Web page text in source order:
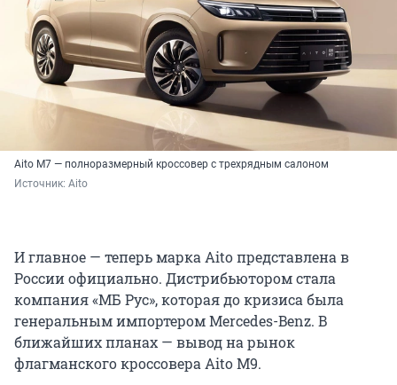
Aito M7 — полноразмерный кроссовер с трехрядным салоном
Источник: Aito
И главное — теперь марка Aito представлена в
России официально. Дистрибьютором стала
компания «МБ Рус», которая до кризиса была
генеральным импортером Mercedes-Benz. В
ближайших планах — вывод на рынок
флагманского кроссовера Aito M9.